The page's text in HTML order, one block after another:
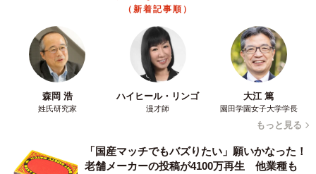
（新着記事順）
森岡 浩
姓氏研究家
ハイヒール・リンゴ
漫才師
大江 篤
園田学園女子大学学長
もっと見る
「国産マッチでもバズりたい」願いかなった！
老舗メーカーの投稿が4100万再生 他業種も